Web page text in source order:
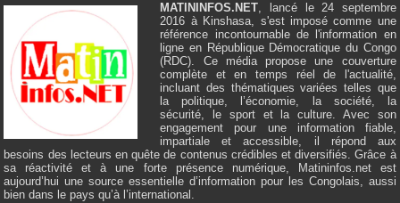
MATININFOS.NET, lancé le 24 septembre
2016 à Kinshasa, s'est imposé comme une
référence incontournable de l'information en
ligne en République Démocratique du Congo
(RDC). Ce média propose une couverture
complète et en temps réel de l'actualité,
incluant des thématiques variées telles que
la politique, l’économie, la société, la
sécurité, le sport et la culture. Avec son
engagement pour une information fiable,
impartiale et accessible, il répond aux
besoins des lecteurs en quête de contenus crédibles et diversifiés. Grâce à
sa réactivité et à une forte présence numérique, Matininfos.net est
aujourd’hui une source essentielle d’information pour les Congolais, aussi
bien dans le pays qu’à l’international.